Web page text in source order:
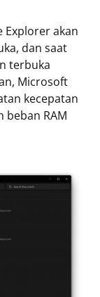
Explorer akan
dan saat
terbuka
Microsoft
kecepatan
beban RAM